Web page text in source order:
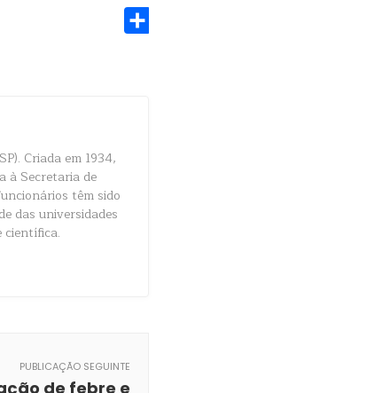
Criada em 1934,
à Secretaria de
têm sido
das universidades
PUBLICAÇÃO SEGUINTE
de febre e